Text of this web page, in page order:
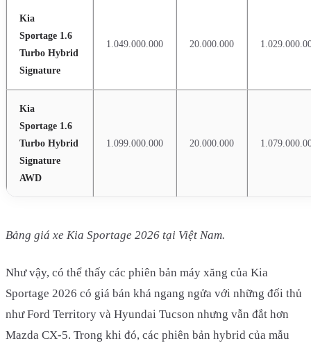
Kia
Sportage 1.6
Turbo Hybrid
Signature
1.049.000.000 20.000.000
Kia
Sportage 1.6
Turbo Hybrid
Signature
AWD
1.099.000.000 20.000.000
Bảng giá xe Kia Sportage 2026 tại Việt Nam.
Như vậy, có thể thấy các phiên bản máy xăng của Kia
Sportage 2026 có giá bán khá ngang ngửa với những đối thủ
như Ford Territory và Hyundai Tucson nhưng vẫn đắt hơn
Mazda CX-5. Trong khi đó, các phiên bản hybrid của mẫu